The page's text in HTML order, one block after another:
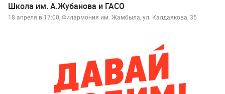
Школа им. А.Жубанова и ГАСО
18 апреля в 17:00, Филармония им. Жамбыла, ул. Калдаякова, 35